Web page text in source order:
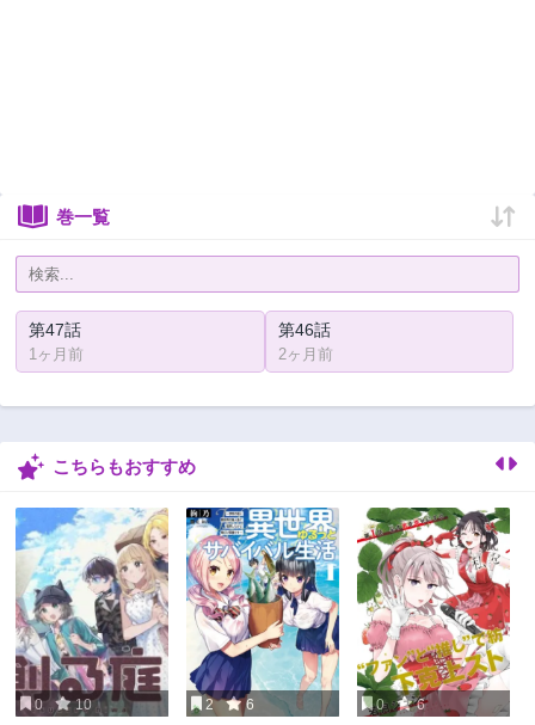
巻一覧
第47話
1ヶ月前
第46話
2ヶ月前
こちらもおすすめ
0 10 2 6 0 6